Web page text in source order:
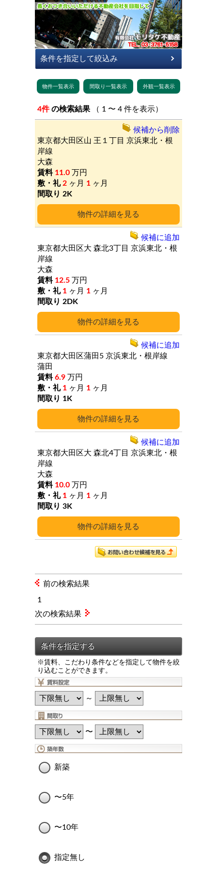
4件 の検索結果 （ 1 〜 4 件を表示）
詳細
東京都大田区山 王１丁目 京浜東北・根
岸線
大森
11.0 万円
2 ヶ月 1 ヶ月
2K
候補から削除
詳細
東京都大田区大 森北3丁目 京浜東北・根
岸線
大森
12.5 万円
1 ヶ月 1 ヶ月
2DK
候補に追加
詳細
東京都大田区蒲田5 京浜東北・根岸線
蒲田
6.9 万円
1 ヶ月 1 ヶ月
1K
候補に追加
詳細
東京都大田区大 森北4丁目 京浜東北・根
岸線
大森
10.0 万円
1 ヶ月 1 ヶ月
3K
候補に追加
前の検索結果
1
※賃料、こだわり条件などを指定して物件を絞
り込むことができます。
～
〜
新築
〜5年
〜10年
指定無し